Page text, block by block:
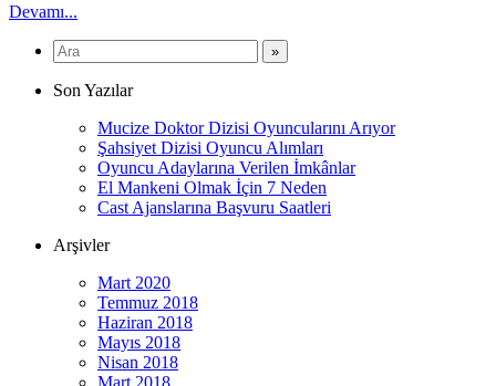
Devamı...
Son Yazılar
Mucize Doktor Dizisi Oyuncularını Arıyor
Şahsiyet Dizisi Oyuncu Alımları
Oyuncu Adaylarına Verilen İmkânlar
El Mankeni Olmak İçin 7 Neden
Cast Ajanslarına Başvuru Saatleri
Arşivler
Mart 2020
Temmuz 2018
Haziran 2018
Mayıs 2018
Nisan 2018
Mart 2018